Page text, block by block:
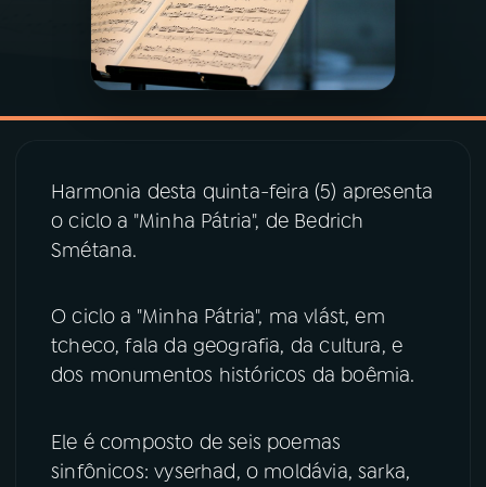
PODCASTS
06VIDEOCASTS
07ÚLTIMAS
08PRÊMIO RÁDIO MEC
ACOMPANHE A RÁDIO MEC
YouTube Facebook
Instagram X
Harmonia desta quinta-feira (5) apresenta
o ciclo a "Minha Pátria", de Bedrich
Smétana.
O ciclo a "Minha Pátria", ma vlást, em
tcheco, fala da geografia, da cultura, e
dos monumentos históricos da boêmia.
Ele é composto de seis poemas
sinfônicos: vyserhad, o moldávia, sarka,